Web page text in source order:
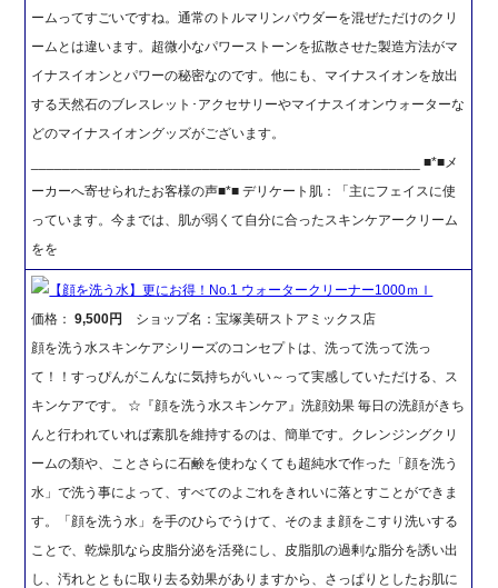
ームってすごいですね。通常のトルマリンパウダーを混ぜただけのクリ
ームとは違います。超微小なパワーストーンを拡散させた製造方法がマ
イナスイオンとパワーの秘密なのです。他にも、マイナスイオンを放出
する天然石のブレスレット･アクセサリーやマイナスイオンウォーターな
どのマイナスイオングッズがございます。
__________________________________________________ ■*■メ
ーカーへ寄せられたお客様の声■*■ デリケート肌：「主にフェイスに使
っています。今までは、肌が弱くて自分に合ったスキンケアークリーム
をを
【顔を洗う水】更にお得！No.1 ウォータークリーナー1000ｍｌ
価格：9,500円
ショップ名：宝塚美研ストアミックス店
顔を洗う水スキンケアシリーズのコンセプトは、洗って洗って洗っ
て！！すっぴんがこんなに気持ちがいい～って実感していただける、ス
キンケアです。 ☆『顔を洗う水スキンケア』洗顔効果 毎日の洗顔がきち
んと行われていれば素肌を維持するのは、簡単です。クレンジングクリ
ームの類や、ことさらに石鹸を使わなくても超純水で作った「顔を洗う
水」で洗う事によって、すべてのよごれをきれいに落とすことができま
す。「顔を洗う水」を手のひらでうけて、そのまま顔をこすり洗いする
ことで、乾燥肌なら皮脂分泌を活発にし、皮脂肌の過剰な脂分を誘い出
し、汚れとともに取り去る効果がありますから、さっぱりとしたお肌に